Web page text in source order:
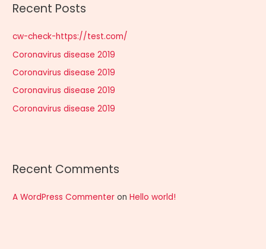
c
f
o
r
:
Recent Posts
cw-check-https://test.com/
Coronavirus disease 2019
Coronavirus disease 2019
Coronavirus disease 2019
Coronavirus disease 2019
Recent Comments
A WordPress Commenter onHello world!